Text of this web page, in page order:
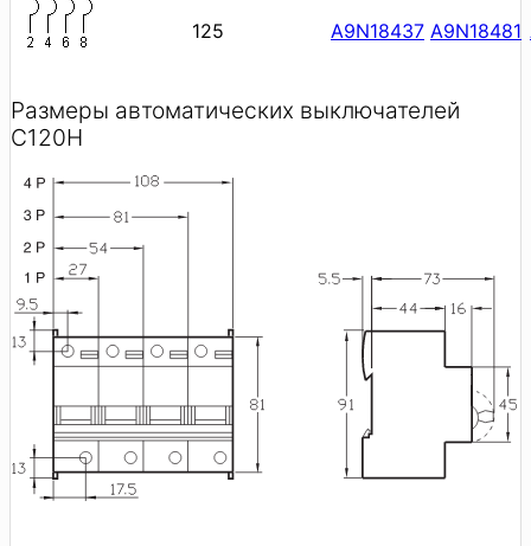
125
A9N18437 A9N18481
Размеры автоматических выключателей
C120H